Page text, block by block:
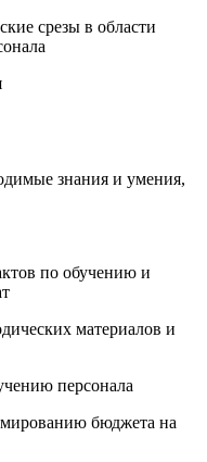
срезы в области
знания и умения,
по обучению и
материалов и
персонала
бюджета на